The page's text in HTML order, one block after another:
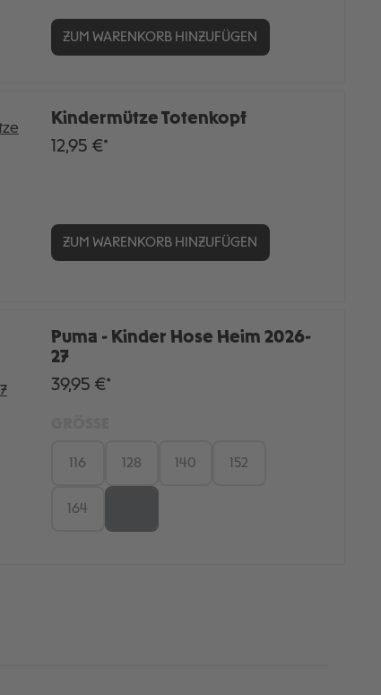
ZUM WARENKORB HINZUFÜGEN
Kindermütze Totenkopf
12,95 €*
ZUM WARENKORB HINZUFÜGEN
Puma - Kinder Hose Heim 2026-
27
39,95 €*
116 128 140 152
164